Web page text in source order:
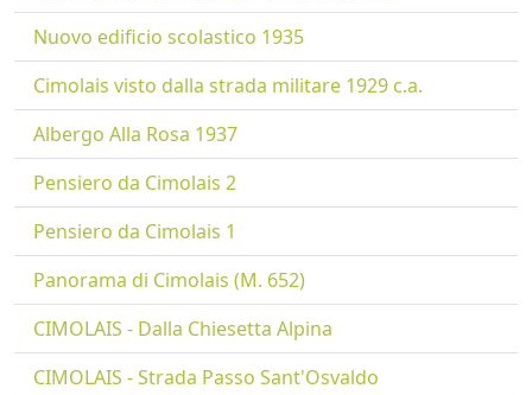
Nuovo edificio scolastico 1935
Cimolais visto dalla strada militare 1929 c.a.
Albergo Alla Rosa 1937
Pensiero da Cimolais 2
Pensiero da Cimolais 1
Panorama di Cimolais (M. 652)
CIMOLAIS - Dalla Chiesetta Alpina
CIMOLAIS - Strada Passo Sant'Osvaldo